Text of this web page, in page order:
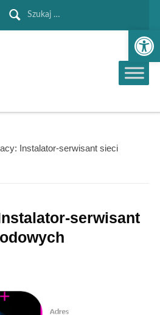
Szukaj:
Instalator-serwisant sieci
serwisant